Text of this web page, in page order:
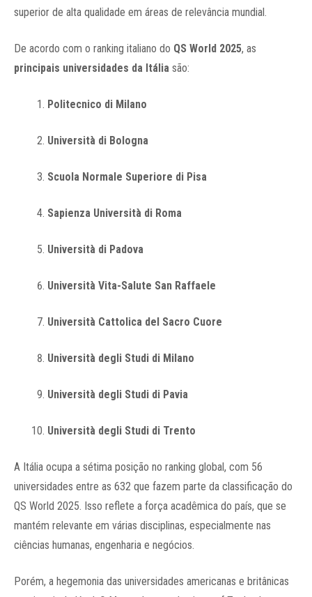
superior de alta qualidade em áreas de relevância mundial.
De acordo com o ranking italiano do QS World 2025, as
principais universidades da Itália são:
Politecnico di Milano
Università di Bologna
Scuola Normale Superiore di Pisa
Sapienza Università di Roma
Università di Padova
Università Vita-Salute San Raffaele
Università Cattolica del Sacro Cuore
Università degli Studi di Milano
Università degli Studi di Pavia
Università degli Studi di Trento
A Itália ocupa a sétima posição no ranking global, com 56
universidades entre as 632 que fazem parte da classificação do
QS World 2025. Isso reflete a força acadêmica do país, que se
mantém relevante em várias disciplinas, especialmente nas
ciências humanas, engenharia e negócios.
Porém, a hegemonia das universidades americanas e britânicas